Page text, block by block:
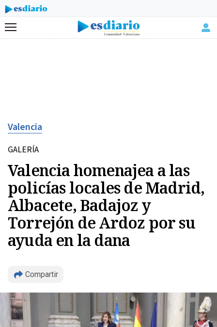
Menú
Valencia
GALERÍA
Valencia homenajea a las
policías locales de Madrid,
Albacete, Badajoz y
Torrejón de Ardoz por su
ayuda en la dana
Compartir